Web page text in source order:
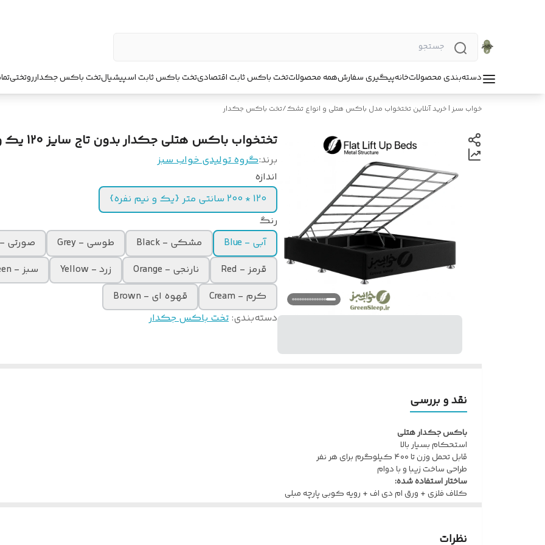
دسته‌بندی محصولاتخانهپیگیری سفارشهمه محصولاتتخت باکس ثابت اقتصادیتخت باکس ثابت اسپیشیالتخت باکس جکدارروتختی
خواب سبز | خرید آنلاین تختخواب مدل باکس هتلی و انواع تشک/تخت باکس جکدار
تختخواب باکس هتلی جکدار بدون تاج سایز 120 یک و نیم
برند:گروه تولیدی خواب سبز
اندازه
120 * 200 سانتی متر {یک و نیم نفره}
رنگ
آبی - Blue
مشکی - Black طوسی - Grey
صورتی - Pink
قرمز - Red
نارنجی - Orange زرد - Yellow
سبز - Green
کرم - Cream
قهوه ای - Brown
دسته‌بندی: تخت باکس جکدار
نقد و بررسی
باکس جکدار هتلی
استحکام بسیار بالا
قابل تحمل وزن تا ۴۰۰ کیلوگرم برای هر نفر
طراحی ساخت زیبا و با دوام
ساختار استفاده شده:
کلاف فلزی + ورق ام دی اف + رویه کوبی پارچه مبلی
نظرات